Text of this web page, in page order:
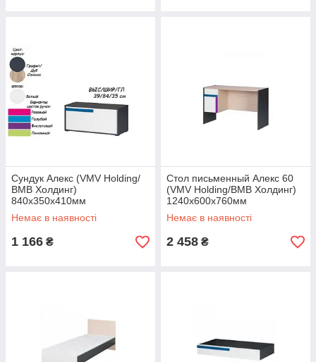
Сундук Алекс (VMV Holding/
ВМВ Холдинг)
840х350х410мм
Немає в наявності
1 166 ₴
Стол письменный Алекс 60
(VMV Holding/ВМВ Холдинг)
1240х600х760мм
Немає в наявності
2 458 ₴